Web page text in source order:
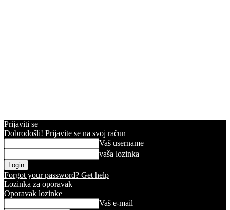
Prijaviti se
Dobrodošli! Prijavite se na svoj račun
Vaš username
vaša lozinka
Forgot your password? Get help
Lozinka za oporavak
Oporavak lozinke
Vaš e-mail